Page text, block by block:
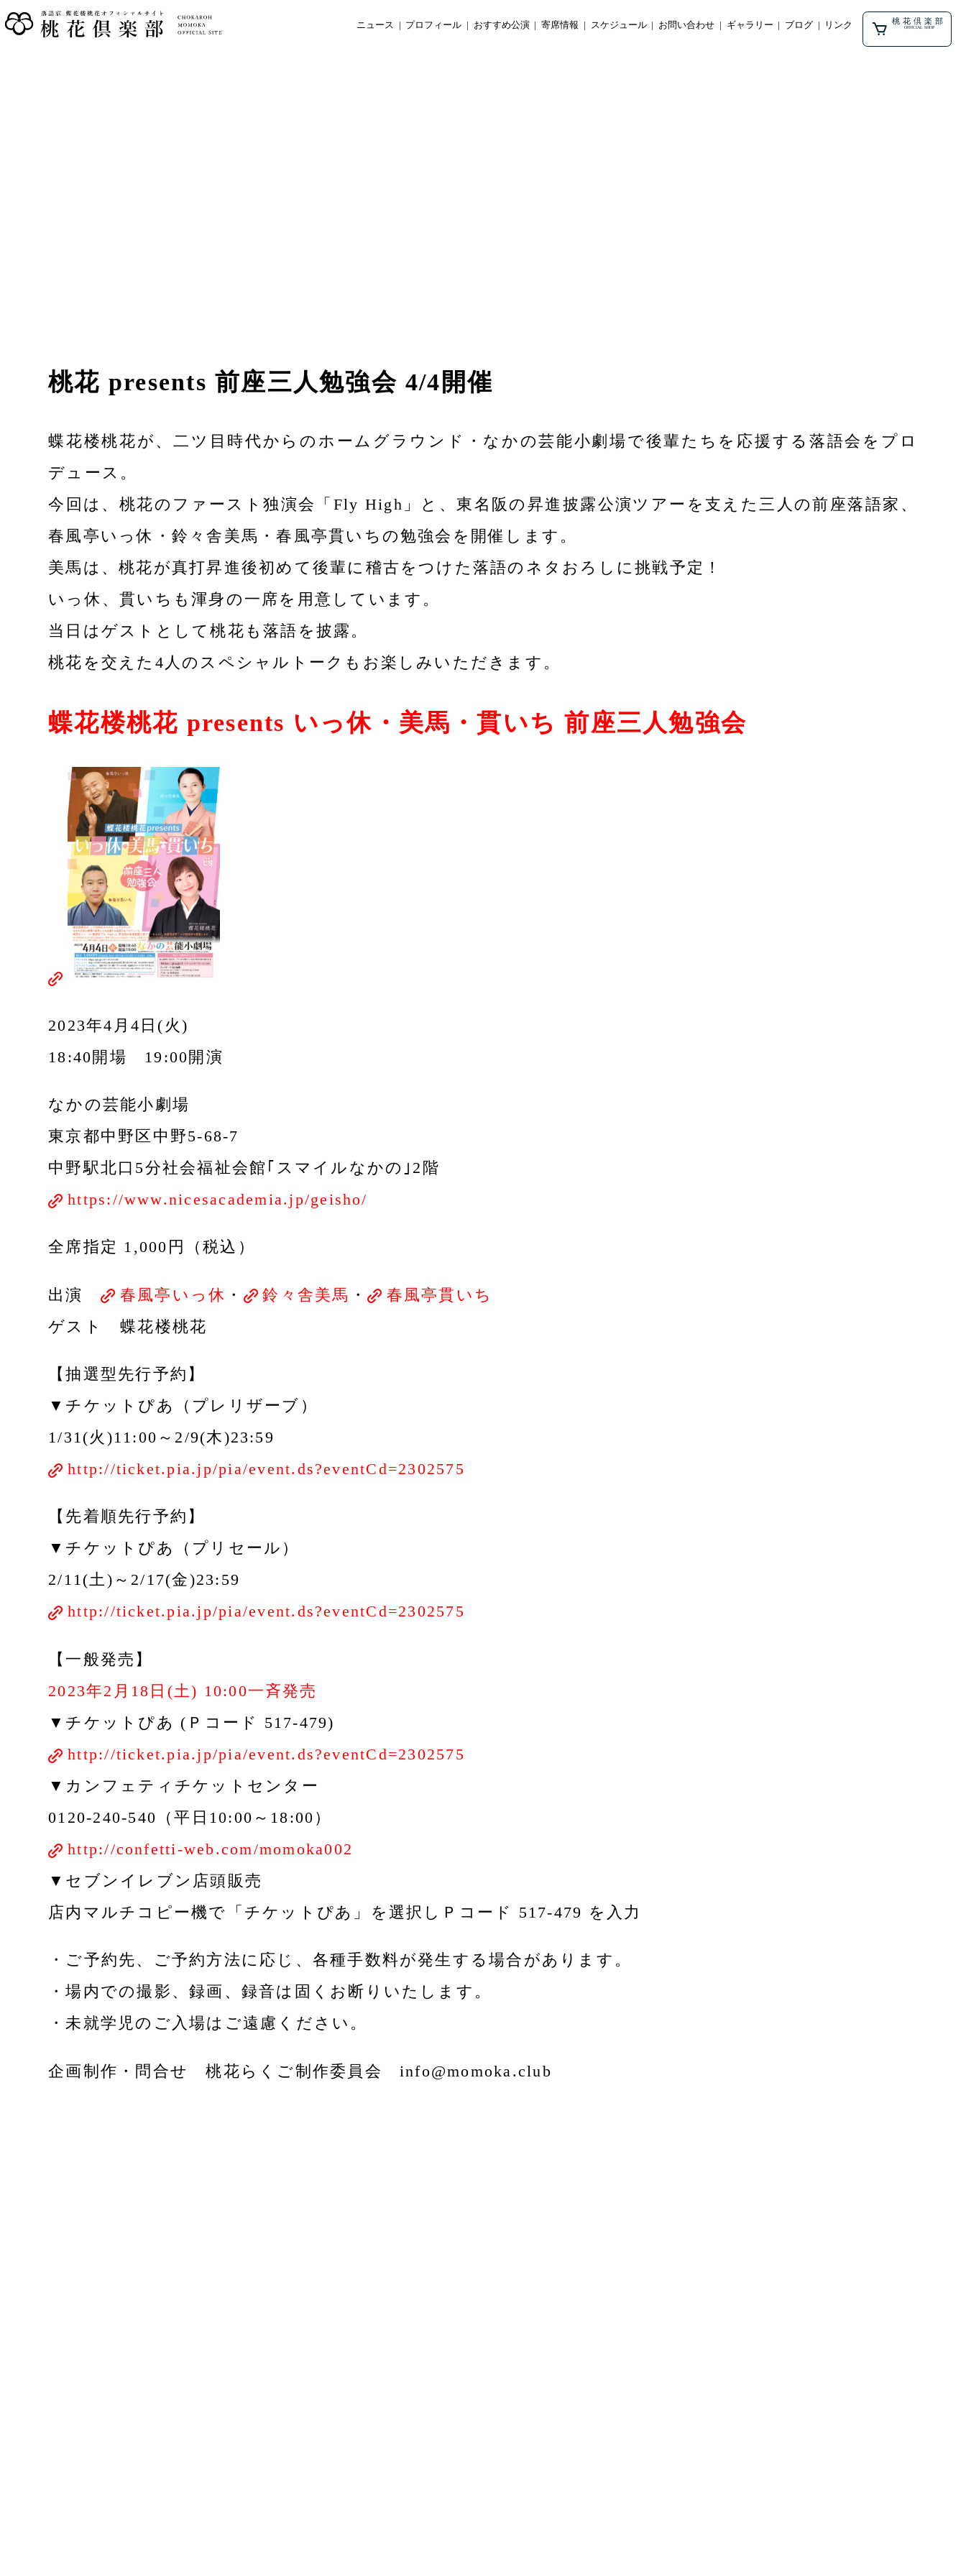
ニュース プロフィール おすすめ公演 寄席情報 スケジュール お問い合わせ ギャラリー ブログ リンク 桃花倶楽部
OFFICIAL SHOP
桃花 presents 前座三人勉強会 4/4開催
蝶花楼桃花が、二ツ目時代からのホームグラウンド・なかの芸能小劇場で後輩たちを応援する落語会をプロ
デュース。
今回は、桃花のファースト独演会「Fly High」と、東名阪の昇進披露公演ツアーを支えた三人の前座落語家、
春風亭いっ休・鈴々舎美馬・春風亭貫いちの勉強会を開催します。
美馬は、桃花が真打昇進後初めて後輩に稽古をつけた落語のネタおろしに挑戦予定！
いっ休、貫いちも渾身の一席を用意しています。
当日はゲストとして桃花も落語を披露。
桃花を交えた4人のスペシャルトークもお楽しみいただきます。
蝶花楼桃花 presents いっ休・美馬・貫いち 前座三人勉強会
2023年4月4日(火)
18:40開場 19:00開演
なかの芸能小劇場
東京都中野区中野5-68-7
中野駅北口5分社会福祉会館｢スマイルなかの｣2階
https://www.nicesacademia.jp/geisho/
全席指定 1,000円（税込）
出演 春風亭いっ休 ・ 鈴々舎美馬 ・
春風亭貫いち
ゲスト 蝶花楼桃花
【抽選型先行予約】
▼チケットぴあ（プレリザーブ）
1/31(火)11:00～2/9(木)23:59
http://ticket.pia.jp/pia/event.ds?eventCd=2302575
【先着順先行予約】
▼チケットぴあ（プリセール）
2/11(土)～2/17(金)23:59
http://ticket.pia.jp/pia/event.ds?eventCd=2302575
【一般発売】
2023年2月18日(土) 10:00一斉発売
▼チケットぴあ (Ｐコード 517-479)
http://ticket.pia.jp/pia/event.ds?eventCd=2302575
▼カンフェティチケットセンター
0120-240-540（平日10:00～18:00）
http://confetti-web.com/momoka002
▼セブンイレブン店頭販売
店内マルチコピー機で「チケットぴあ」を選択しＰコード 517-479 を入力
・ご予約先、ご予約方法に応じ、各種手数料が発生する場合があります。
・場内での撮影、録画、録音は固くお断りいたします。
・未就学児のご入場はご遠慮ください。
企画制作・問合せ 桃花らくご制作委員会 info@momoka.club